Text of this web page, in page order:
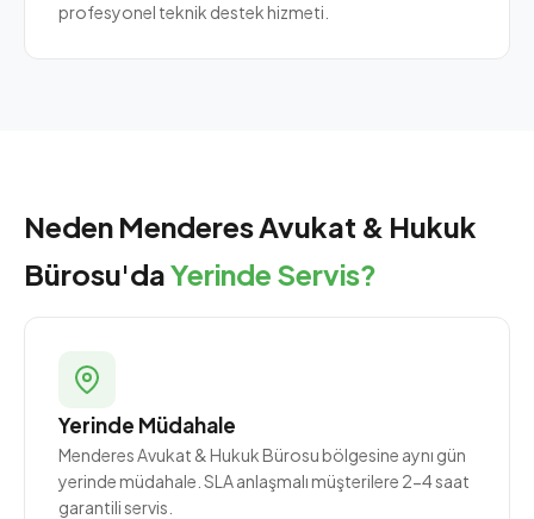
profesyonel teknik destek hizmeti.
Neden Menderes Avukat & Hukuk
Bürosu'daYerinde Servis?
Yerinde Müdahale
Menderes Avukat & Hukuk Bürosu bölgesine aynı gün
yerinde müdahale. SLA anlaşmalı müşterilere 2-4 saat
garantili servis.